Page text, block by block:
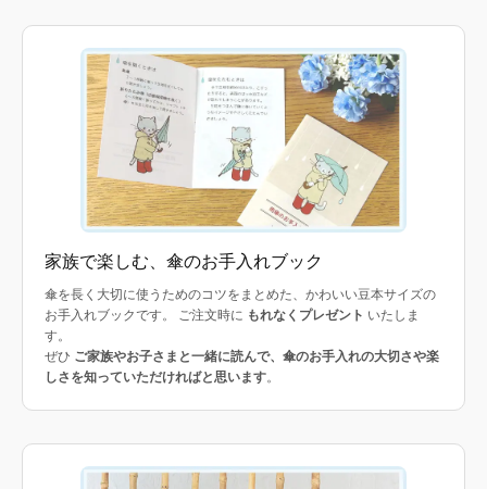
家族で楽しむ、傘のお手入れブック
傘を長く大切に使うためのコツをまとめた、かわいい豆本サイズの
お手入れブックです。 ご注文時に もれなくプレゼント いたしま
す。
ぜひ ご家族やお子さまと一緒に読んで、傘のお手入れの大切さや楽
しさを知っていただければと思います。